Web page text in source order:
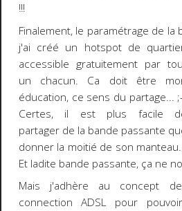
!!!
Finalement, le paramétrage de la
j'ai créé un hotspotde
accessible gratuitement par
un chacun. Ca doit être
éducation, ce sens du partage...
Certes, il est plus facile
partager de la bande passante
donner la moitié de son
Et ladite bande passante, ça ne
Mais j'adhère au concept
connection ADSL pour